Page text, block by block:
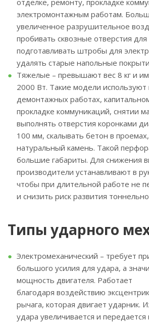
отделке, ремонту, прокладке
электромонтажным работам.
увеличенное разрушительное
пробивать сквозные отверстия для
подготавливать штробы для
удалять старые напольные
Тяжелые – превышают вес 8 кг и
2000 Вт. Такие модели
демонтажных работах,
прокладке коммуникаций, снятии
выполнять отверстия коронками
100 мм, скалывать бетон в
натуральный камень. Такой
большие габариты. Для снижения
производители устанавливают в
чтобы при длительной работе не
и снизить риск развития
Типы ударного
Электромеханический – требует
большого усилия для удара, а
мощность двигателя. Работает
благодаря воздействию
рычага, которая двигает ударник.
удара увеличивается и передается